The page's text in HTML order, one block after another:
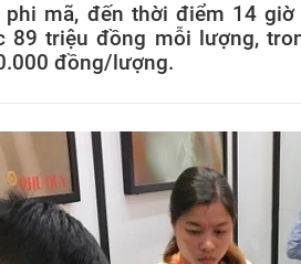
mã, đến thời điểm 14
89 triệu đồng mỗi lượng,
đồng/lượng.